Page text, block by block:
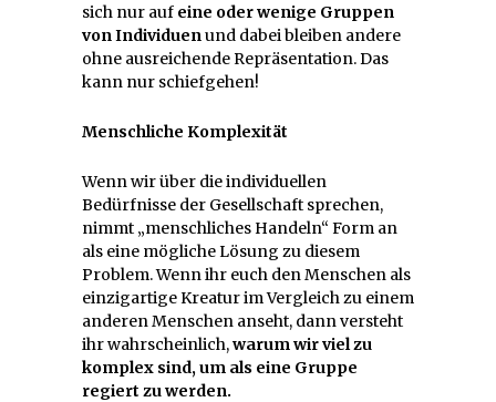
sich nur auf eine oder wenige Gruppen
von Individuenund dabei bleiben andere
ohne ausreichende Repräsentation. Das
kann nur schiefgehen!
Menschliche Komplexität
Wenn wir über die individuellen
Bedürfnisse der Gesellschaft sprechen,
nimmt „menschliches Handeln“ Form an
als eine mögliche Lösung zu diesem
Problem. Wenn ihr euch den Menschen als
einzigartige Kreatur im Vergleich zu einem
anderen Menschen anseht, dann versteht
ihr wahrscheinlich,warum wir viel zu
komplex sind, um als eine Gruppe
regiert zu werden.